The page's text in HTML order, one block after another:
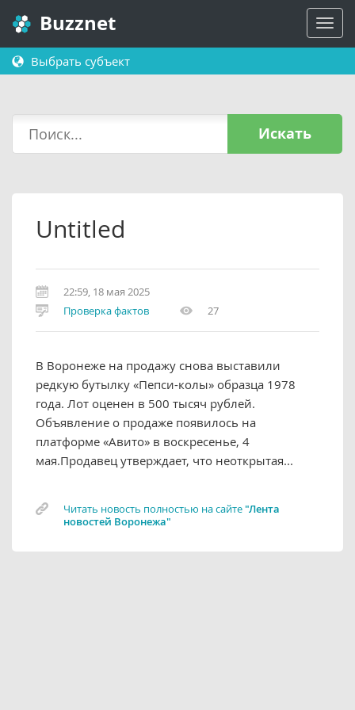
Buzznet
Выбрать субъект
Искать
Untitled
22:59, 18 мая 2025
Проверка фактов
27
В Воронеже на продажу снова выставили
редкую бутылку «Пепси-колы» образца 1978
года. Лот оценен в 500 тысяч рублей.
Объявление о продаже появилось на
платформе «Авито» в воскресенье, 4
мая.Продавец утверждает, что неоткрытая...
Читать новость полностью на сайте"Лента
новостей Воронежа"